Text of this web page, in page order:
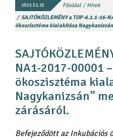
2023.12.21 Főoldal
Hírek
SAJTÓKÖZLEMÉNY a TOP-6.1.1-16-
ökoszisztéma kialakítása
NA1-2017-00001
ökoszisztéma
Nagykanizsán”
zárásáról.
Befejeződött az Inkubációs